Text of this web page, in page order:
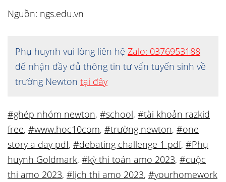
Nguồn: ngs.edu.vn
Phụ huynh vui lòng liên hệ Zalo: 0376953188
để nhận đầy đủ thông tin tư vấn tuyển sinh về
trường Newton tại đây
#ghép nhóm newton, #school, #tài khoản razkid
free, #www.hoc10com, #trường newton, #one
story a day pdf, #debating challenge 1 pdf, #Phụ
huynh Goldmark, #kỳ thi toán amo 2023, #cuộc
thi amo 2023, #lịch thi amo 2023, #yourhomework